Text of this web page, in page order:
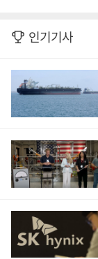
인기기사